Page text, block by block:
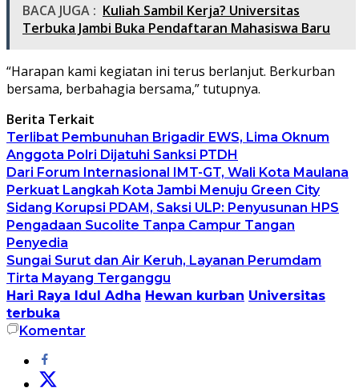
BACA JUGA : Kuliah Sambil Kerja? Universitas
Terbuka Jambi Buka Pendaftaran Mahasiswa Baru
“Harapan kami kegiatan ini terus berlanjut. Berkurban
bersama, berbahagia bersama,” tutupnya.
Berita Terkait
Terlibat Pembunuhan Brigadir EWS, Lima Oknum
Anggota Polri Dijatuhi Sanksi PTDH
Dari Forum Internasional IMT-GT, Wali Kota Maulana
Perkuat Langkah Kota Jambi Menuju Green City
Sidang Korupsi PDAM, Saksi ULP: Penyusunan HPS
Pengadaan Sucolite Tanpa Campur Tangan
Penyedia
Sungai Surut dan Air Keruh, Layanan Perumdam
Tirta Mayang Terganggu
Hari Raya Idul Adha Hewan kurban Universitas
terbuka
Komentar